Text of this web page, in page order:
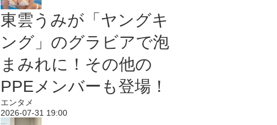
東雲うみが「ヤングキ
ング」のグラビアで泡
まみれに！その他の
PPEメンバーも登場！
エンタメ
2026-07-31 19:00